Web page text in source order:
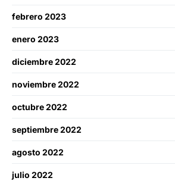
febrero 2023
enero 2023
diciembre 2022
noviembre 2022
octubre 2022
septiembre 2022
agosto 2022
julio 2022